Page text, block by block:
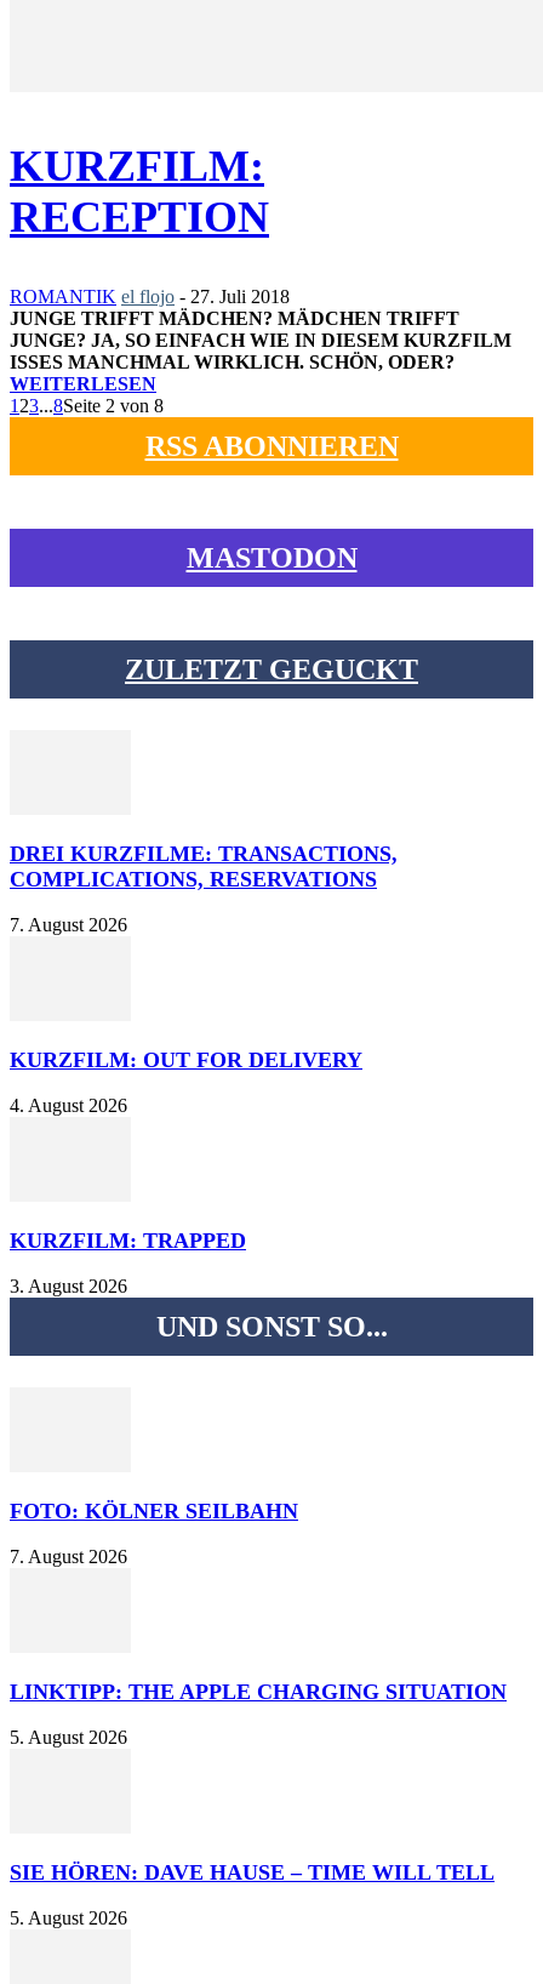
KURZFILM:
RECEPTION
ROMANTIK el flojo - 27. Juli 2018
JUNGE TRIFFT MÄDCHEN? MÄDCHEN TRIFFT
JUNGE? JA, SO EINFACH WIE IN DIESEM KURZFILM
ISSES MANCHMAL WIRKLICH. SCHÖN, ODER?
WEITERLESEN
1 23...8Seite 2 von 8
RSS ABONNIEREN
MASTODON
ZULETZT GEGUCKT
DREI KURZFILME: TRANSACTIONS,
COMPLICATIONS, RESERVATIONS
7. August 2026
KURZFILM: OUT FOR DELIVERY
4. August 2026
KURZFILM: TRAPPED
3. August 2026
UND SONST SO...
FOTO: KÖLNER SEILBAHN
7. August 2026
LINKTIPP: THE APPLE CHARGING SITUATION
5. August 2026
SIE HÖREN: DAVE HAUSE – TIME WILL TELL
5. August 2026